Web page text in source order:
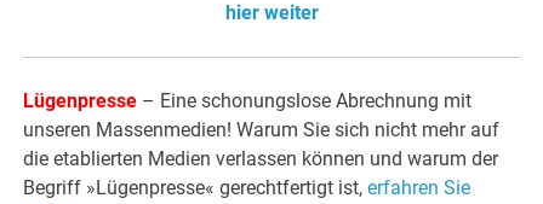
hier weiter
Lügenpresse – Eine schonungslose Abrechnung mit
unseren Massenmedien! Warum Sie sich nicht mehr auf
die etablierten Medien verlassen können und warum der
Begriff »Lügenpresse« gerechtfertigt ist,erfahren Sie